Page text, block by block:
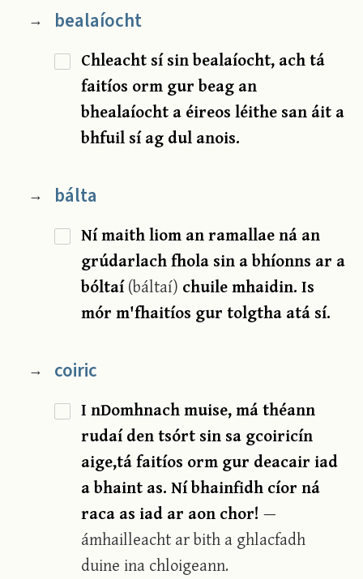
→ bealaíocht
Chleacht sí sin bealaíocht, ach tá
faitíos orm gur beag an
bhealaíocht a éireos léithe san áit a
bhfuil sí ag dul anois.
→ bálta
Ní maith liom an ramallae ná an
grúdarlach fhola sin a bhíonns ar a
bóltaí(báltaí) chuile mhaidin. Is
mór m'fhaitíos gur tolgtha atá sí.
→ coiric
I nDomhnach muise, má théann
rudaí den tsórt sin sa gcoiricín
aige,tá faitíos orm gur deacair iad
a bhaint as. Ní bhainfidh cíor ná
raca as iad ar aon chor!—
ámhailleacht ar bith a ghlacfadh
duine ina chloigeann.